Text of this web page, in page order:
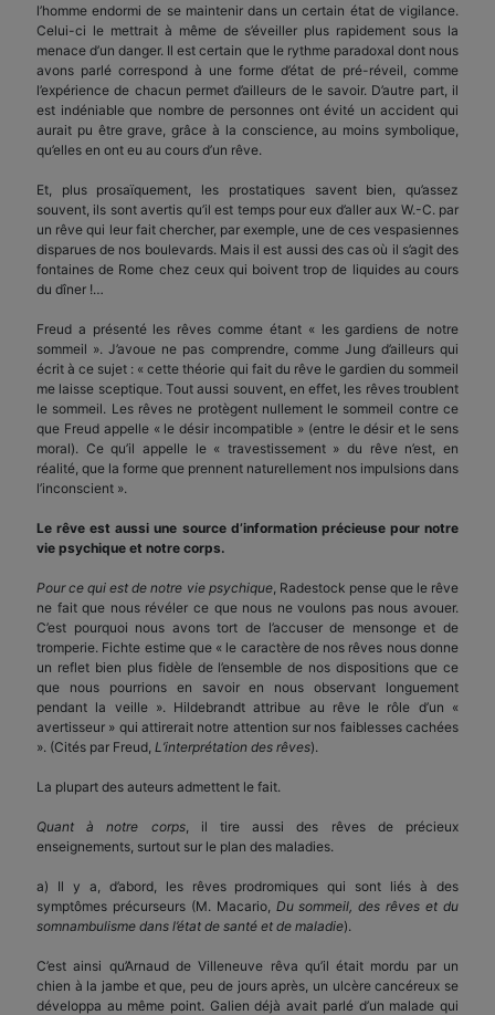
l’homme endormi de se maintenir dans un certain état de vigilance.
Celui-ci le mettrait à même de s’éveiller plus rapidement sous la
menace d’un danger. Il est certain que le rythme paradoxal dont nous
avons parlé correspond à une forme d’état de pré-réveil, comme
l’expérience de chacun permet d’ailleurs de le savoir. D’autre part, il
est indéniable que nombre de personnes ont évité un accident qui
aurait pu être grave, grâce à la conscience, au moins symbolique,
qu’elles en ont eu au cours d’un rêve.
Et, plus prosaïquement, les prostatiques savent bien, qu’assez
souvent, ils sont avertis qu’il est temps pour eux d’aller aux W.-C. par
un rêve qui leur fait chercher, par exemple, une de ces vespasiennes
disparues de nos boulevards. Mais il est aussi des cas où il s’agit des
fontaines de Rome chez ceux qui boivent trop de liquides au cours
du dîner !…
Freud a présenté les rêves comme étant « les gardiens de notre
sommeil ». J’avoue ne pas comprendre, comme Jung d’ailleurs qui
écrit à ce sujet : « cette théorie qui fait du rêve le gardien du sommeil
me laisse sceptique. Tout aussi souvent, en effet, les rêves troublent
le sommeil. Les rêves ne protègent nullement le sommeil contre ce
que Freud appelle « le désir incompatible » (entre le désir et le sens
moral). Ce qu’il appelle le « travestissement » du rêve n’est, en
réalité, que la forme que prennent naturellement nos impulsions dans
l’inconscient ».
Le rêve est aussi une source d’information précieuse pour notre
vie psychique et notre corps.
Pour ce qui est de notre vie psychique, Radestock pense que le rêve
ne fait que nous révéler ce que nous ne voulons pas nous avouer.
C’est pourquoi nous avons tort de l’accuser de mensonge et de
tromperie. Fichte estime que « le caractère de nos rêves nous donne
un reflet bien plus fidèle de l’ensemble de nos dispositions que ce
que nous pourrions en savoir en nous observant longuement
pendant la veille ». Hildebrandt attribue au rêve le rôle d’un «
avertisseur » qui attirerait notre attention sur nos faiblesses cachées
». (Cités par Freud, L’interprétation des rêves).
La plupart des auteurs admettent le fait.
Quant à notre corps, il tire aussi des rêves de précieux
enseignements, surtout sur le plan des maladies.
a) Il y a, d’abord, les rêves prodromiques qui sont liés à des
symptômes précurseurs (M. Macario, Du sommeil, des rêves et du
somnambulisme dans l’état de santé et de maladie).
C’est ainsi qu’Arnaud de Villeneuve rêva qu’il était mordu par un
chien à la jambe et que, peu de jours après, un ulcère cancéreux se
développa au même point. Galien déjà avait parlé d’un malade qui